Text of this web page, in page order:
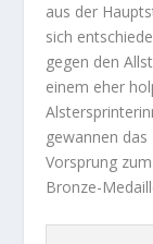
aus der
sich
gegen den
einem eher
gewannen
Vorsprung
Bronze-